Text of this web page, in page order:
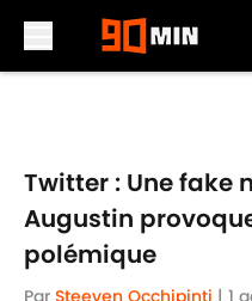
Twitter : Une fake
Augustin
polémique
Par Steeven Occhipinti | 1